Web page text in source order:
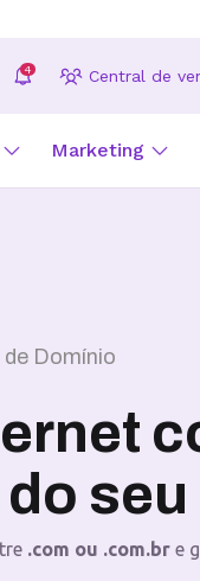
4 Central de
Marketing
Domínio
.com ou .com.bre